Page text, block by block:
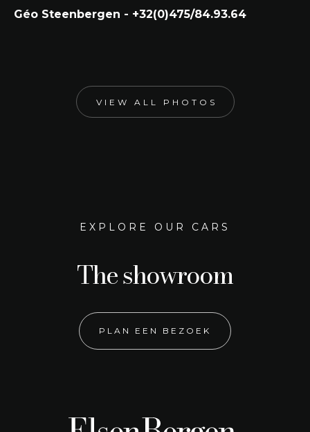
Géo Steenbergen - +32(0)475/84.93.64
VIEW ALL PHOTOS
EXPLORE OUR CARS
The showroom
PLAN EEN BEZOEK